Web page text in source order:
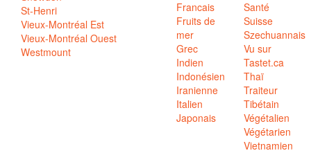
St-Henri
Vieux-Montréal Est
Vieux-Montréal Ouest
Westmount
Francais
Fruits de
mer
Grec
Indien
Indonésien
Iranienne
Italien
Japonais
Santé
Suisse
Szechuannais
Vu sur
Tastet.ca
Thaï
Traiteur
Tibétain
Végétalien
Végétarien
Vietnamien